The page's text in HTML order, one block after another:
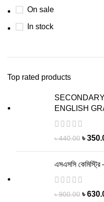
On sale
In stock
Top rated products
ENGLISH
৳440.00 ৳
এসএসসি কেমিস্ট্রি
৳900.00 ৳